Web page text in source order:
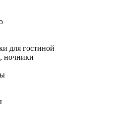
для гостиной
ночники